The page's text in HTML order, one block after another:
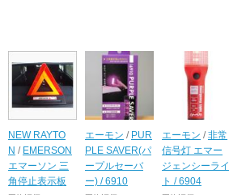
NEW RAYTO
N / EMERSON
エマーソン 三
角停止表示板
エーモン / PUR
PLE SAVER(パ
ープルセーバ
ー) / 6910
エーモン /非常
信号灯 エマー
ジェンシーライ
ト / 6904